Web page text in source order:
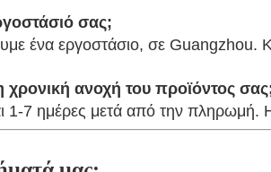
σας;
ένα εργοστάσιο, σε
χρονική ανοχή του προϊόντος
1-7 ημέρες μετά από την πληρωμή.